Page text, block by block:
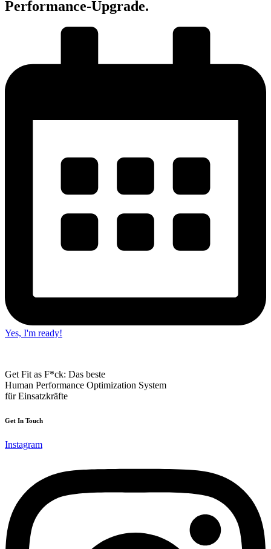
Performance-Upgrade.
Yes, I'm ready!
Get Fit as F*ck: Das beste
Human Performance Optimization System
für Einsatzkräfte
Get In Touch
Instagram